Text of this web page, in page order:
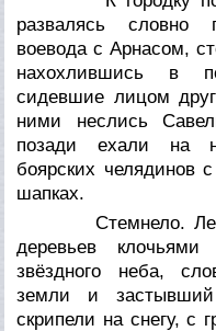
развалясь словно
воевода с Арнасом,
нахохлившись в
сидевшие лицом
ними неслись
позади ехали на
боярских челядинов
шапках.
Стемнело. Леса
деревьев
звёздного неба,
земли и
скрипели на снегу, с